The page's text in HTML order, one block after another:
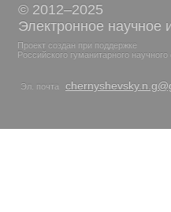
© 2012–2025
Электронное
Проект создан при поддержке
Российского гуманитарного
Эл. почта